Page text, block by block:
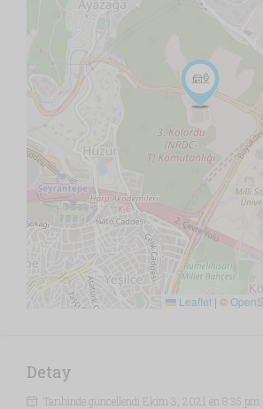
Leaflet | ©
Detay
Tarihinde güncellendi Ekim 3, 2021 en 8:35 pm